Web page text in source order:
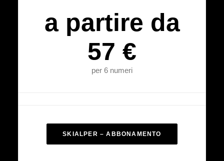
a partire da
57 €
per 6 numeri
SKIALPER – ABBONAMENTO